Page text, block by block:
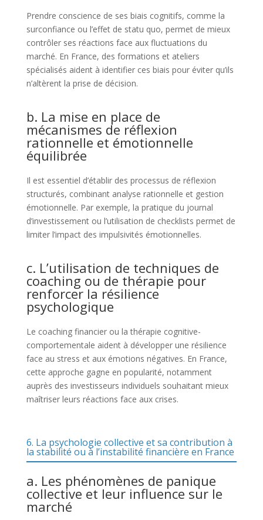
Prendre conscience de ses biais cognitifs, comme la
surconfiance ou l’effet de statu quo, permet de mieux
contrôler ses réactions face aux fluctuations du
marché. En France, des formations et ateliers
spécialisés aident à identifier ces biais pour éviter qu’ils
n’altèrent la prise de décision.
b. La mise en place de
mécanismes de réflexion
rationnelle et émotionnelle
équilibrée
Il est essentiel d’établir des processus de réflexion
structurés, combinant analyse rationnelle et gestion
émotionnelle. Par exemple, la pratique du journal
d’investissement ou l’utilisation de checklists permet de
limiter l’impact des impulsivités émotionnelles.
c. L’utilisation de techniques de
coaching ou de thérapie pour
renforcer la résilience
psychologique
Le coaching financier ou la thérapie cognitive-
comportementale aident à développer une résilience
face au stress et aux émotions négatives. En France,
cette approche gagne en popularité, notamment
auprès des investisseurs individuels souhaitant mieux
maîtriser leurs réactions face aux crises.
6. La psychologie collective et sa contribution à
la stabilité ou à l’instabilité financière en France
a. Les phénomènes de panique
collective et leur influence sur le
marché